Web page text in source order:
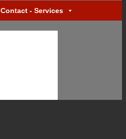
Contact - Services